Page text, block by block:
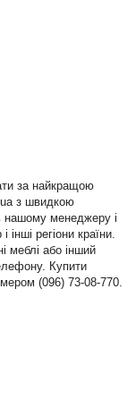
за найкращою
з швидкою
нашому менеджеру і
регіони країни.
меблі або інший
Купити
(096) 73-08-770.